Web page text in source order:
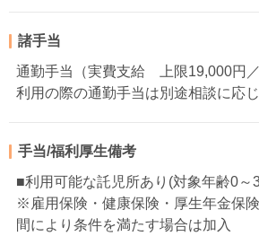
諸手当
通勤手当（実費支給 上限19,000円
利用の際の通勤手当は別途相談に応じ
手当/福利厚生備考
■利用可能な託児所あり(対象年齢0～
※雇用保険・健康保険・厚生年金保
間により条件を満たす場合は加入